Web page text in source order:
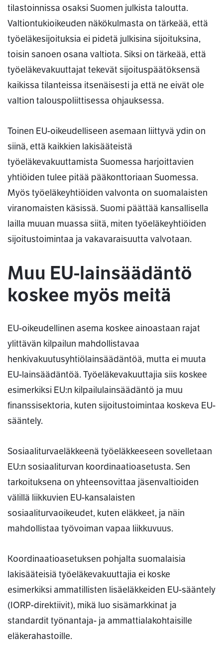
tilastoinnissa osaksi Suomen julkista taloutta.
Valtiontukioikeuden näkökulmasta on tärkeää, että
työeläkesijoituksia ei pidetä julkisina sijoituksina,
toisin sanoen osana valtiota. Siksi on tärkeää, että
työeläkevakuuttajat tekevät sijoituspäätöksensä
kaikissa tilanteissa itsenäisesti ja että ne eivät ole
valtion talouspoliittisessa ohjauksessa.
Toinen EU-oikeudelliseen asemaan liittyvä ydin on
siinä, että kaikkien lakisääteistä
työeläkevakuuttamista Suomessa harjoittavien
yhtiöiden tulee pitää pääkonttoriaan Suomessa.
Myös työeläkeyhtiöiden valvonta on suomalaisten
viranomaisten käsissä. Suomi päättää kansallisella
lailla muuan muassa siitä, miten työeläkeyhtiöiden
sijoitustoimintaa ja vakavaraisuutta valvotaan.
Muu EU-lainsäädäntö
koskee myös meitä
EU-oikeudellinen asema koskee ainoastaan rajat
ylittävän kilpailun mahdollistavaa
henkivakuutusyhtiölainsäädäntöä, mutta ei muuta
EU-lainsäädäntöä. Työeläkevakuuttajia siis koskee
esimerkiksi EU:n kilpailulainsäädäntö ja muu
finanssisektoria, kuten sijoitustoimintaa koskeva EU-
sääntely.
Sosiaaliturvaeläkkeenä työeläkkeeseen sovelletaan
EU:n sosiaaliturvan koordinaatioasetusta. Sen
tarkoituksena on yhteensovittaa jäsenvaltioiden
välillä liikkuvien EU-kansalaisten
sosiaaliturvaoikeudet, kuten eläkkeet, ja näin
mahdollistaa työvoiman vapaa liikkuvuus.
Koordinaatioasetuksen pohjalta suomalaisia
lakisääteisiä työeläkevakuuttajia ei koske
esimerkiksi ammatillisten lisäeläkkeiden EU-sääntely
(IORP-direktiivit), mikä luo sisämarkkinat ja
standardit työnantaja- ja ammattialakohtaisille
eläkerahastoille.